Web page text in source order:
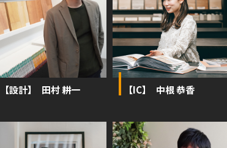
【設計】 田村 耕一 【IC】 中根 恭香